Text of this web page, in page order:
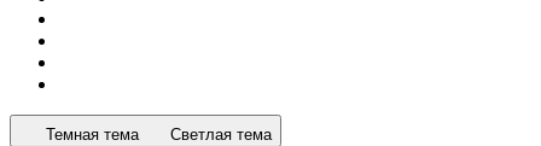
Темная тема Светлая тема